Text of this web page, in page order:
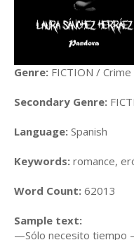
Genre: FICTION / Crime
Secondary Genre:
Language: Spanish
Keywords: romance,
Word Count: 62013
Sample text:
—Sólo necesito tiempo